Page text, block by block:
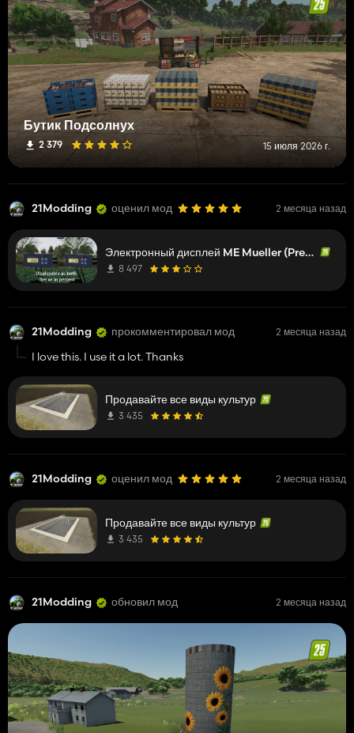
Бутик Подсолнух
2 379 15 июля 2026 г.
21Modding оценил мод 2 месяца назад
Электронный дисплей ME Mueller (Prefab)
8 497
21Modding прокомментировал мод 2 месяца назад
I love this. I use it a lot. Thanks
Продавайте все виды культур
3 435
21Modding оценил мод 2 месяца назад
Продавайте все виды культур
3 435
21Modding обновил мод 2 месяца назад